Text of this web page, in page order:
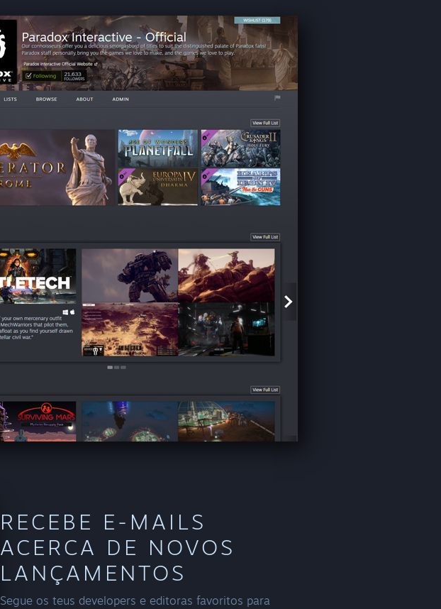
RECEBE E-MAILS
ACERCA DE NOVOS
LANÇAMENTOS
Segue os teus developers e editoras favoritos para